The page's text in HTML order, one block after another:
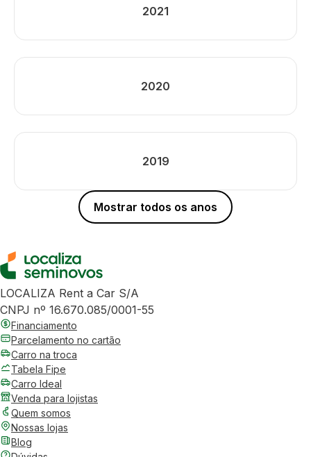
2021
2020
2019
Mostrar todos os anos
LOCALIZA Rent a Car S/A
CNPJ nº 16.670.085/0001-55
Financiamento
Parcelamento no cartão
Carro na troca
Tabela Fipe
Carro Ideal
Venda para lojistas
Quem somos
Nossas lojas
Blog